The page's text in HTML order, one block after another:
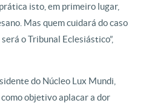
isto, em primeiro lugar,
Mas quem cuidará do caso
o Tribunal Eclesiástico”,
do Núcleo Lux Mundi,
objetivo aplacar a dor